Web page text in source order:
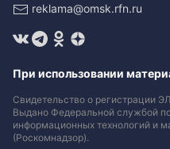
reklama@omsk.rfn.ru
При использовании
Свидетельство о регистрации
Выдано Федеральной службой
информационных технологий и
(Роскомнадзор).